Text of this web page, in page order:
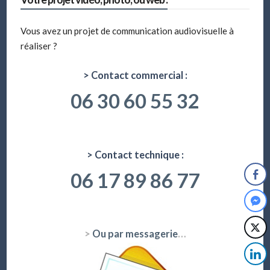
Vous avez un projet de communication audiovisuelle à
réaliser ?
> Contact commercial :
06 30 60 55 32
> Contact technique :
06 17 89 86 77
> Ou par messagerie…